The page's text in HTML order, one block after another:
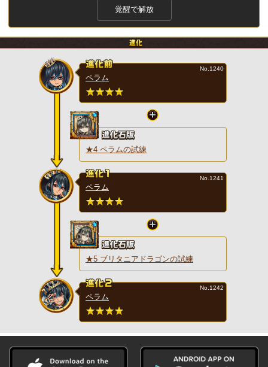
覚醒で解放
ペラム
No.1240
★4 ペラムの試練
ペラム
No.1241
★5 ブリタニアドラゴンの試練
ペラム
No.1242